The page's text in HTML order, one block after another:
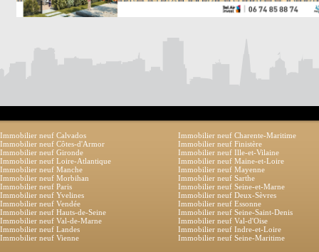
Immobilier neuf Calvados
Immobilier neuf Charente-Maritime
Immobilier neuf Côtes-d'Armor
Immobilier neuf Finistère
Immobilier neuf Gironde
Immobilier neuf Ille-et-Vilaine
Immobilier neuf Loire-Atlantique
Immobilier neuf Maine-et-Loire
Immobilier neuf Manche
Immobilier neuf Mayenne
Immobilier neuf Morbihan
Immobilier neuf Sarthe
Immobilier neuf Paris
Immobilier neuf Seine-et-Marne
Immobilier neuf Yvelines
Immobilier neuf Deux-Sèvres
Immobilier neuf Vendée
Immobilier neuf Essonne
Immobilier neuf Hauts-de-Seine
Immobilier neuf Seine-Saint-Denis
Immobilier neuf Val-de-Marne
Immobilier neuf Val-d'Oise
Immobilier neuf Landes
Immobilier neuf Indre-et-Loire
Immobilier neuf Vienne
Immobilier neuf Seine-Maritime